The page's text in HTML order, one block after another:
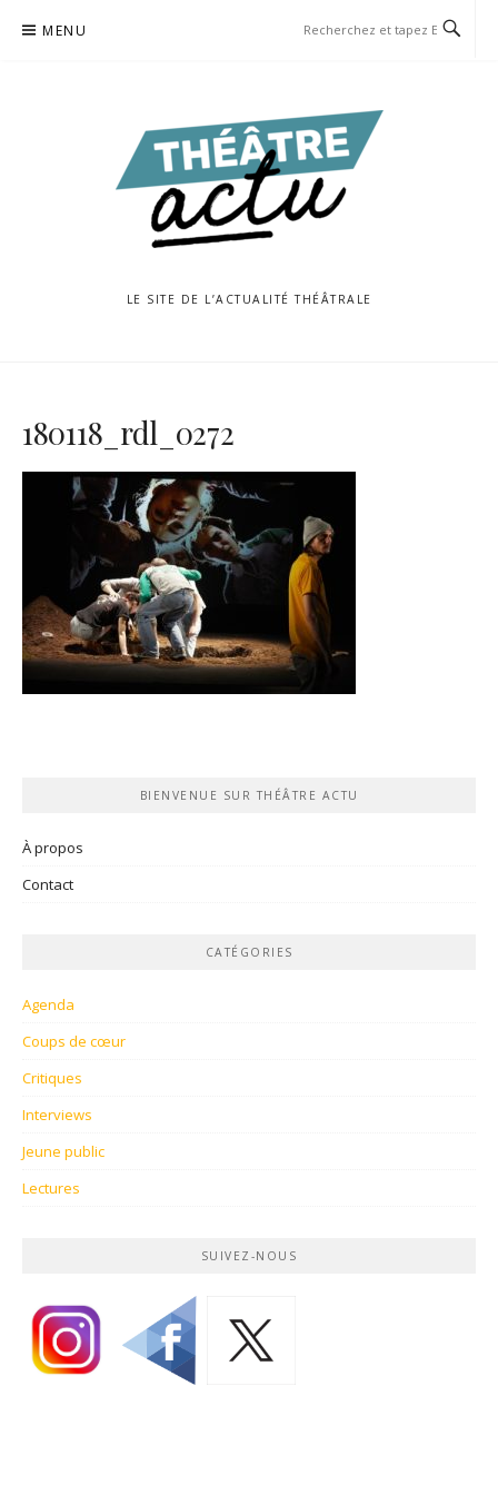
MENU
LE SITE DE L’ACTUALITÉ THÉÂTRALE
180118_rdl_0272
BIENVENUE SUR THÉÂTRE ACTU
À propos
Contact
CATÉGORIES
Agenda
Coups de cœur
Critiques
Interviews
Jeune public
Lectures
SUIVEZ-NOUS